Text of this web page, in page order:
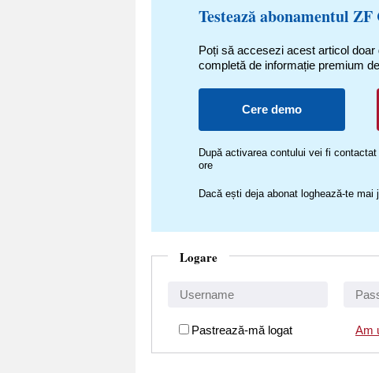
Testează abonamentul
Poți să accesezi acest articol
completă de informație premium
Cere demo
După activarea contului vei fi
ore
Dacă ești deja abonat loghează-te mai
Logare
Pastrează-mă logat Am